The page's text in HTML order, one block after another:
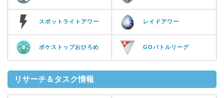
スポットライトアワー レイドアワー
ポケストップおひろめ GOバトルリーグ
リサーチ＆タスク情報